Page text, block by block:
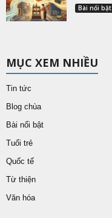
Bài nổi bật
MỤC XEM NHIỀU
Tin tức
Blog chùa
Bài nổi bật
Tuổi trẻ
Quốc tế
Từ thiện
Văn hóa